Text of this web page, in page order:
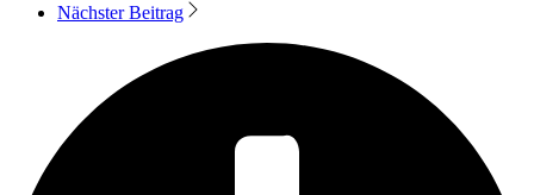
Nächster Beitrag